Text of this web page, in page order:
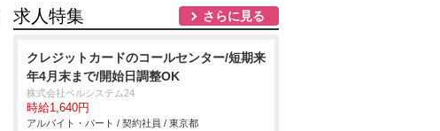
求人特集 さらに見る
クレジットカードのコールセンター/短期来
年4月末まで/開始日調整OK
株式会社ベルシステム24
時給1,640円
アルバイト・パート / 契約社員 / 東京都